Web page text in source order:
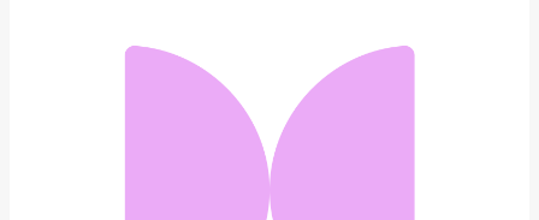
Эко-шуба с английским воротником